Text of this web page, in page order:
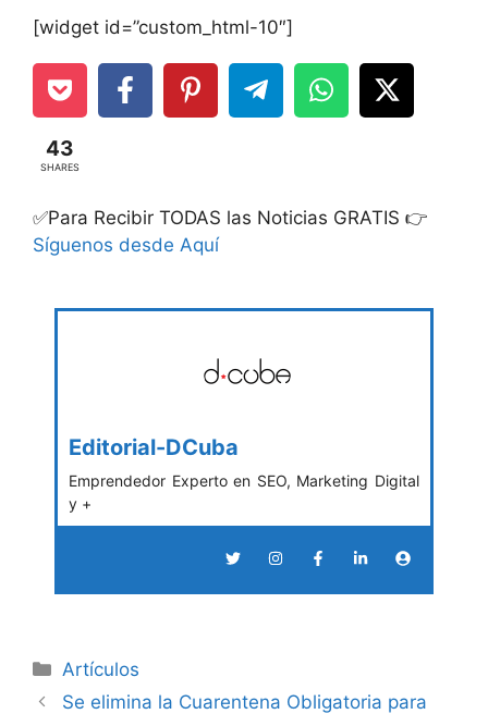
[widget id=”custom_html-10″]
43
SHARES
✅Para Recibir TODAS las Noticias GRATIS 👉
Síguenos desde Aquí
Editorial-DCuba
Emprendedor Experto en SEO, Marketing Digital
y +
Categories
Artículos
Se elimina la Cuarentena Obligatoria para